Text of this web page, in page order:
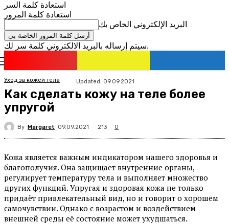
استعادة كلمة السر
استعادة كلمة المرور
البريد الإلكتروني الخاص بك
سيتم إرساله بالبريد الالكتروني كلمة سر لك.
Уход за кожей тела Updated: 09.09.2021
Как сделать кожу на теле более
упругой
By Margaret 09.09.2021 213 0
Кожа является важным индикатором нашего здоровья и
благополучия. Она защищает внутренние органы,
регулирует температуру тела и выполняет множество
других функций. Упругая и здоровая кожа не только
придаёт привлекательный вид, но и говорит о хорошем
самочувствии. Однако с возрастом и воздействием
внешней среды её состояние может ухудшаться.